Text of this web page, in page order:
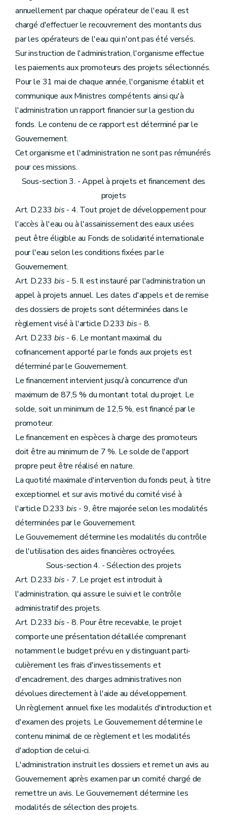
annuellement par chaque opérateur de l'eau. Il est
chargé d'effectuer le recouvrement des montants dus
par les opérateurs de l'eau qui n'ont pas été versés.
Sur instruction de l'administration, l'organisme effectue
les paiements aux promoteurs des projets sélectionnés.
Pour le 31 mai de chaque année, l'organisme établit et
communique aux Ministres compétents ainsi qu'à
l'administration un rapport financier sur la gestion du
fonds. Le contenu de ce rapport est déterminé par le
Gouvernement.
Cet organisme et l'administration ne sont pas rémunérés
pour ces missions.
Sous-section 3. - Appel à projets et financement des
projets
Art. D.233bis - 4. Tout projet de développement pour
l'accès à l'eau ou à l'assainissement des eaux usées
peut être éligible au Fonds de solidarité internationale
pour l'eau selon les conditions fixées par le
Gouvernement.
Art. D.233bis - 5. Il est instauré par l'administration un
appel à projets annuel. Les dates d'appels et de remise
des dossiers de projets sont déterminées dans le
règlement visé à l'article D.233bis - 8.
Art. D.233bis - 6. Le montant maximal du
cofinancement apporté par le fonds aux projets est
déterminé par le Gouvernement.
Le financement intervient jusqu'à concurrence d'un
maximum de 87,5 % du montant total du projet. Le
solde, soit un minimum de 12,5 %, est financé par le
promoteur.
Le financement en espèces à charge des promoteurs
doit être au minimum de 7 %. Le solde de l'apport
propre peut être réalisé en nature.
La quotité maximale d'intervention du fonds peut, à titre
exceptionnel et sur avis motivé du comité visé à
l'article D.233bis - 9, être majorée selon les modalités
déterminées par le Gouvernement.
Le Gouvernement détermine les modalités du contrôle
de l'utilisation des aides financières octroyées.
Sous-section 4. - Sélection des projets
Art. D.233bis - 7. Le projet est introduit à
l'administration, qui assure le suivi et le contrôle
administratif des projets.
Art. D.233bis - 8. Pour être recevable, le projet
comporte une présentation détaillée comprenant
notamment le budget prévu en y distinguant parti-
culièrement les frais d'investissements et
d'encadrement, des charges administratives non
dévolues directement à l'aide au développement.
Un règlement annuel fixe les modalités d'introduction et
d'examen des projets. Le Gouvernement détermine le
contenu minimal de ce règlement et les modalités
d'adoption de celui-ci.
L'administration instruit les dossiers et remet un avis au
Gouvernement après examen par un comité chargé de
remettre un avis. Le Gouvernement détermine les
modalités de sélection des projets.